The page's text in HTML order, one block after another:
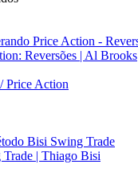
Reversões | Al Brooks
Price Action
| Thiago Bisi